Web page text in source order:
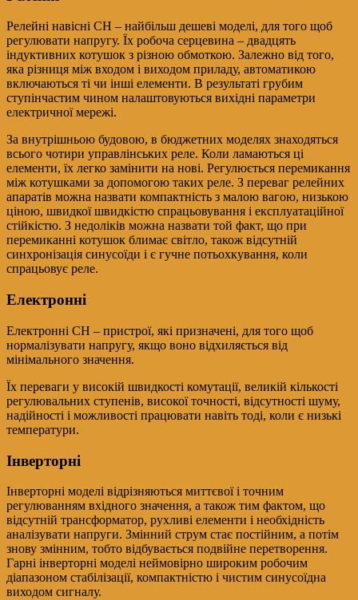
Релейні навісні СН – найбільш дешеві моделі, для того щоб
регулювати напругу. Їх робоча серцевина – двадцять
індуктивних котушок з різною обмоткою. Залежно від того,
яка різниця між входом і виходом приладу, автоматикою
включаються ті чи інші елементи. В результаті грубим
ступінчастим чином налаштовуються вихідні параметри
електричної мережі.
За внутрішньою будовою, в бюджетних моделях знаходяться
всього чотири управлінських реле. Коли ламаються ці
елементи, їх легко замінити на нові. Регулюється перемикання
між котушками за допомогою таких реле. З переваг релейних
апаратів можна назвати компактність з малою вагою, низькою
ціною, швидкої швидкістю спрацьовування і експлуатаційної
стійкістю. З недоліків можна назвати той факт, що при
перемиканні котушок блимає світло, також відсутній
синхронізація синусоїди і є гучне потьохкування, коли
спрацьовує реле.
Електронні
Електронні СН – пристрої, які призначені, для того щоб
нормалізувати напругу, якщо воно відхиляється від
мінімального значення.
Їх переваги у високій швидкості комутації, великій кількості
регулювальних ступенів, високої точності, відсутності шуму,
надійності і можливості працювати навіть тоді, коли є низькі
температури.
Інверторні
Інверторні моделі відрізняються миттєвої і точним
регулюванням вхідного значення, а також тим фактом, що
відсутній трансформатор, рухливі елементи і необхідність
аналізувати напруги. Змінний струм стає постійним, а потім
знову змінним, тобто відбувається подвійне перетворення.
Гарні інверторні моделі неймовірно широким робочим
діапазоном стабілізації, компактністю і чистим синусоїдна
виходом сигналу.